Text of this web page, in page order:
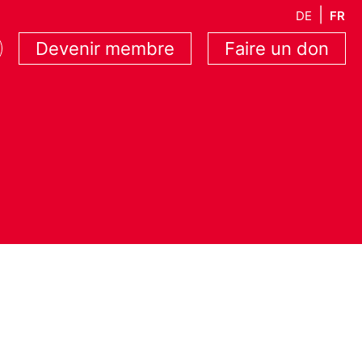
DE FR
Devenir membre Faire un don